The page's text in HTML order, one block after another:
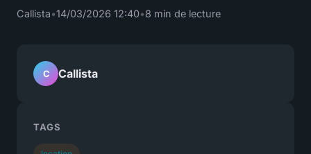
Callista•14/03/2026 12:40•8 min de lecture
C Callista
TAGS